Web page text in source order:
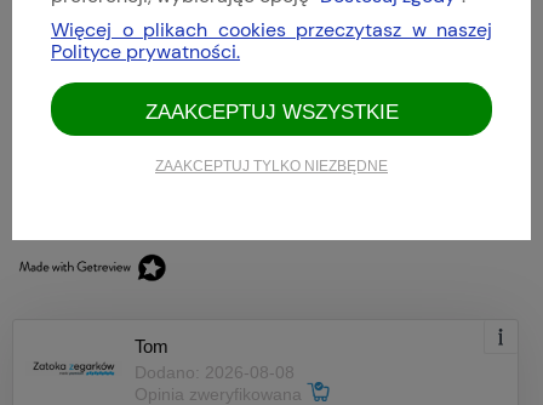
4.9
Opinie, z których została wyliczona średnia,
są wystawione przez zweryfikowanych
klientów, którzy dokonali zakupu w sklepie.
5
4
Tom
Dodano: 2026-08-08
Opinia zweryfikowana
Więcej o plikach cookies przeczytasz w naszej
Polityce prywatności.
ZAAKCEPTUJ TYLKO NIEZBĘDNE
ZAAKCEPTUJ WSZYSTKIE